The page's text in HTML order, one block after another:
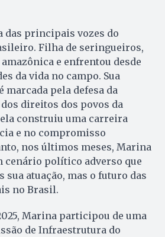
das principais vozes do
Filha de seringueiros,
e enfrentou desde
da vida no campo. Sua
pela defesa da
direitos dos povos da
construiu uma carreira
e no compromisso
nos últimos meses, Marina
cenário político adverso que
sua atuação, mas o futuro das
no Brasil.
Marina participou de uma
de Infraestrutura do